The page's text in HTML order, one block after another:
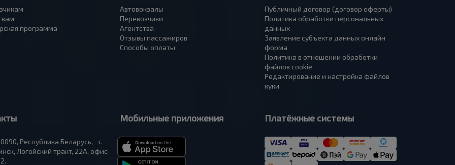
программа
Автовокзалы
Перевозчики
Агентства
Отзывы пассажиров
Способы оплаты
Публичный договор (договор оферты)
Политика обработки персональных
данных
Заявление субъекта данных онлайн
форма
Политика в отношении обработки
файлов cookie
Редактирование и настройка файлов
куки
Республика Беларусь, г.
Логойский тракт, 22А, офис
Мобильные приложения Платёжные системы